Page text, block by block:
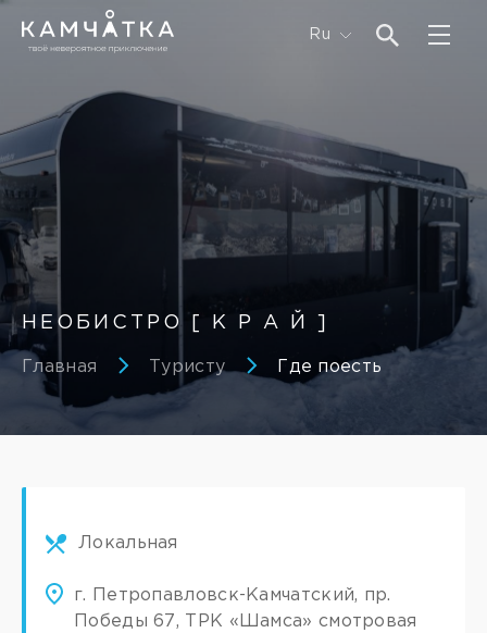
Ru
НЕОБИСТРО [ К Р А Й ]
Главная Туристу Где поесть
Локальная
г. Петропавловск-Камчатский, пр.
Победы 67, ТРК «Шамса» смотровая